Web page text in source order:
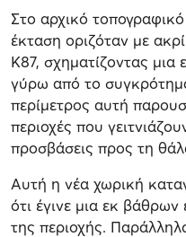
Στο αρχικό
έκταση οριζόταν με
Κ87, σχηματίζοντας μια
γύρω από το
περίμετρος αυτή
περιοχές που
προσβάσεις προς τη
Αυτή η νέα χωρική
ότι έγινε μια εκ
της περιοχής.